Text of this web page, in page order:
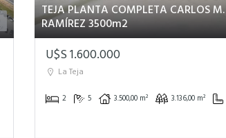
TEJA PLANTA COMPLETA CARLOS M.
RAMÍREZ 3500m2
U$S 1.600.000
La Teja
2 5 3.500,00 m² 3.136,00 m²